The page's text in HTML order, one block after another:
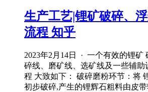
生产工艺|锂矿破碎、
流程 知乎
2023年2月14日 · 一个有效的锂矿
碎线、磨矿线、选矿线及一些辅助
程 大致如下： 破碎磨粉环节：将
初步破碎,产生的锂辉石粗料由皮